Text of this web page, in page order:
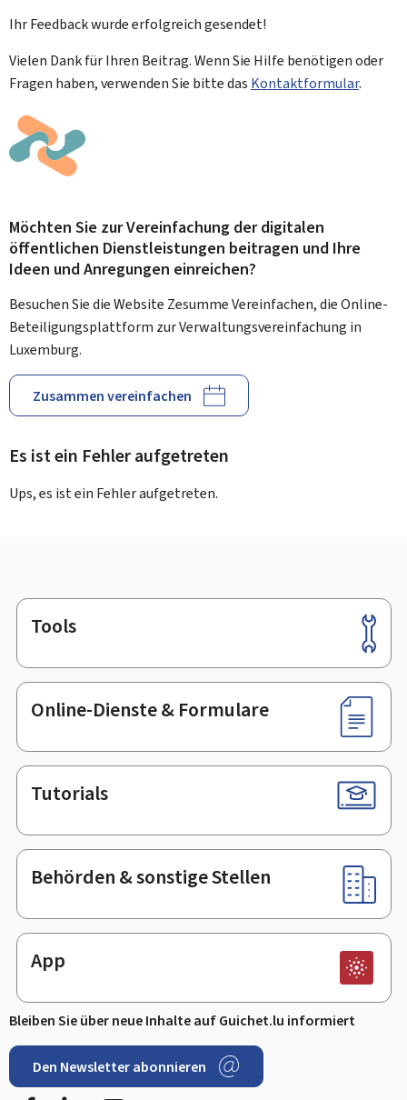
Ihr Feedback wurdeerfolgreichgesendet!
Vielen Dank für Ihren Beitrag. Wenn Sie Hilfe benötigen oder
Fragen haben, verwenden Sie bitte das Kontaktformular.
Möchten Sie zur Vereinfachung der digitalen
öffentlichen Dienstleistungen beitragen und Ihre
Ideen und Anregungen einreichen?
Besuchen Sie die Website Zesumme Vereinfachen, die Online-
Beteiligungsplattform zur Verwaltungsvereinfachung in
Luxemburg.
Zusammen vereinfachen
Es ist ein Fehler aufgetreten
Ups, es ist ein Fehler aufgetreten.
Footer
Tools
Online-Dienste & Formulare
Tutorials
Behörden & sonstige Stellen
App
Bleiben Sie über neue Inhalte auf Guichet.lu informiert
Den Newsletter abonnieren
FacebookLinkedIn